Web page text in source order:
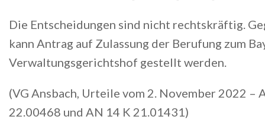
Die Entscheidungen sind nicht rechtskräftig.
kann Antrag auf Zulassung der Berufung zum
Verwaltungsgerichtshof gestellt werden.
(VG Ansbach, Urteile vom 2. November 2022 –
22.00468 und AN 14 K 21.01431)